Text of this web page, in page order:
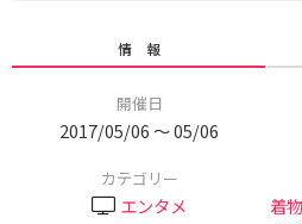
情 報
開催日
2017/05/06 〜 05/06
カテゴリー
エンタメ 着物